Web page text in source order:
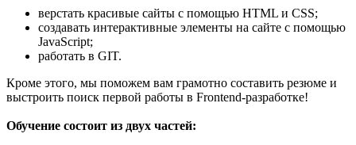
верстать красивые сайты с помощью HTML и CSS;
создавать интерактивные элементы на сайте с помощью
JavaScript;
работать в GIT.
Кроме этого, мы поможем вам грамотно составить резюме и
выстроить поиск первой работы в Frontend-разработке!
Обучение состоит из двух частей: